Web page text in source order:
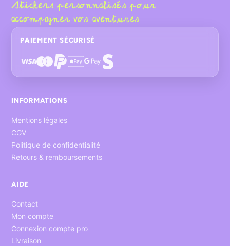
Stickers personnalisés pour
accompagner vos aventures
PAIEMENT SÉCURISÉ
INFORMATIONS
Mentions légales
CGV
Politique de confidentialité
Retours & remboursements
AIDE
Contact
Mon compte
Connexion compte pro
Livraison